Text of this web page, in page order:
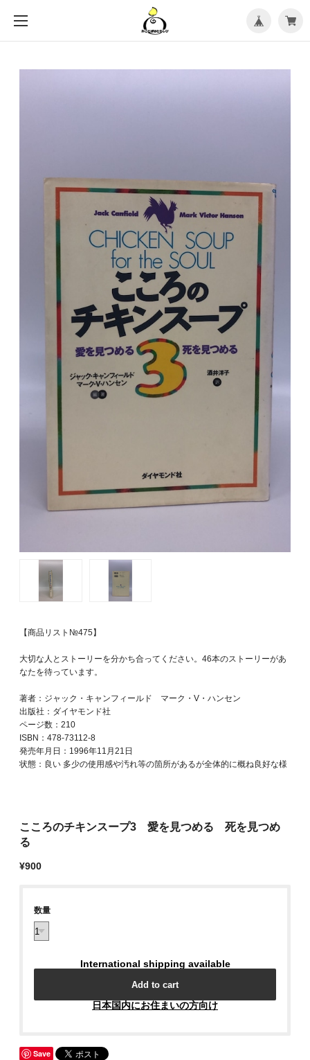
ニ
ュ
を
【商品リスト№475】
大切な人とストーリーを分かち合ってください。46本のストーリーがあ
なたを待っています。
著者：ジャック・キャンフィールド マーク・V・ハンセン
出版社：ダイヤモンド社
ページ数：210
ISBN：478-73112-8
発売年月日：1996年11月21日
状態：良い 多少の使用感や汚れ等の箇所があるが全体的に概ね良好な様
こころのチキンスープ3 愛を見つめる 死を見つめ
る
¥900
数量
International shipping available
Add to cart
日本国内にお住まいの方向け
Save